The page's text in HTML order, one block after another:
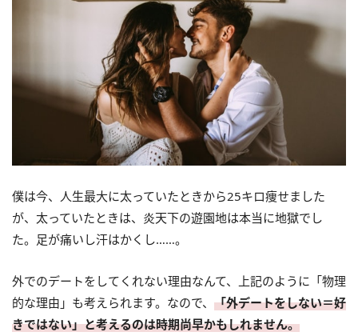
僕は今、人生最大に太っていたときから25キロ痩せました
が、太っていたときは、炎天下の遊園地は本当に地獄でし
た。足が痛いし汗はかくし……。
外でのデートをしてくれない理由なんて、上記のように「物理
的な理由」も考えられます。なので、 「外デートをしない＝好
きではない」と考えるのは時期尚早かもしれません。